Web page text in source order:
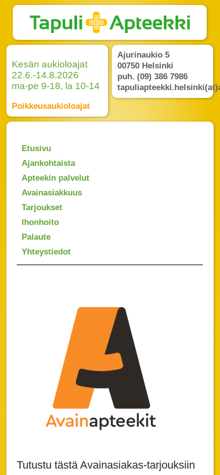
Kesän aukioloajat
22.6.-14.8.2026
ma-pe 9-18, la 10-14
Poikkeusaukioloajat
Ajurinaukio 5
00750 Helsinki
puh. (09) 386 7986
Etusivu
Ajankohtaista
Apteekin palvelut
Avainasiakkuus
Tarjoukset
Ihonhoito
Palaute
Yhteystiedot
Tutustu tästä Avainasiakas-tarjouksiin